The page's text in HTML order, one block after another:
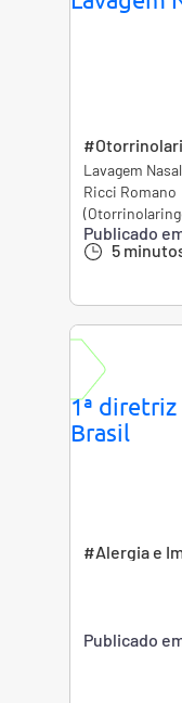
Lavagem
Ricci Romano
Faculdade de
Paulo
A lavagem
procedimento
de diversas
rinite alérgica,
superiores
crônica, pós-
Publicado
5
1ª diretriz
Brasil
#Alergia e
Publicado